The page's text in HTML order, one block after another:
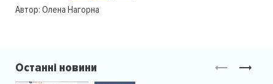
Автор: Олена Нагорна
Останні новини